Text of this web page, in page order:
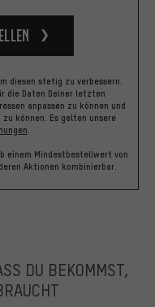
diesen stetig zu verbessern.
die Daten Deiner letzten
anpassen zu können und
können. Es gelten unsere
einem Mindestbestellwert von
Aktionen kombinierbar.
DU BEKOMMST,